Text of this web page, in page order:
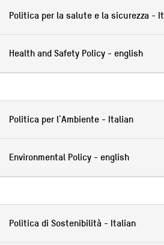
Politica per la salute e la sicurezza -
Health and Safety Policy - english
Politica per l'Ambiente - Italian
Environmental Policy - english
Politica di Sostenibilità - Italian